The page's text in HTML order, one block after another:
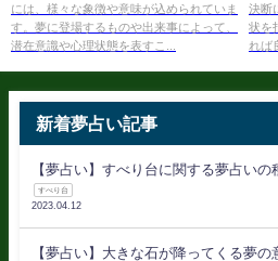
には、様々な象徴や意味が込められていま
す。夢に登場するものや出来事によって、
潜在意識や心理状態を表すこ...
決断
状を
れば
新着夢占い記事
【夢占い】すべり台に関する夢占いの
すべり台
2023.04.12
【夢占い】大きな石が降ってくる夢の